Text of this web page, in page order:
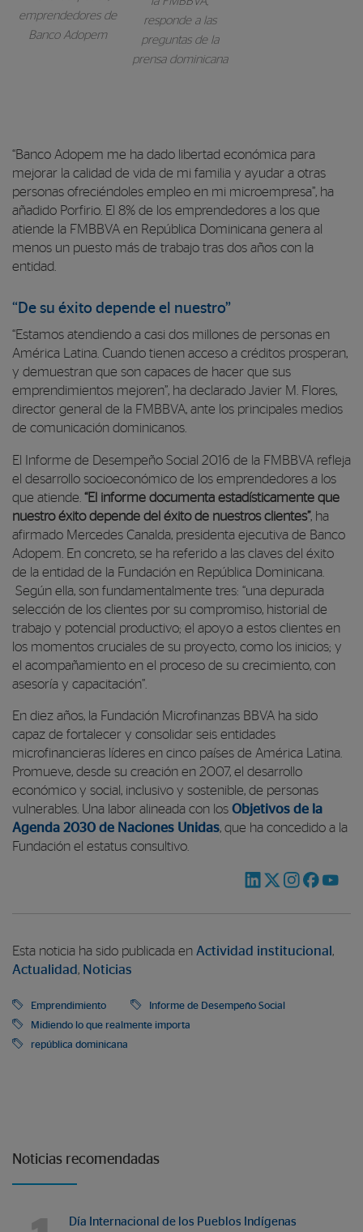
emprendedores de
Banco Adopem
responde a las
preguntas de la
prensa dominicana
“Banco Adopem me ha dado libertad económica para
mejorar la calidad de vida de mi familia y ayudar a otras
personas ofreciéndoles empleo en mi microempresa”, ha
añadido Porfirio. El 8% de los emprendedores a los que
atiende la FMBBVA en República Dominicana genera al
menos un puesto más de trabajo tras dos años con la
entidad.
“De su éxito depende el nuestro”
“Estamos atendiendo a casi dos millones de personas en
América Latina. Cuando tienen acceso a créditos prosperan,
y demuestran que son capaces de hacer que sus
emprendimientos mejoren”, ha declarado Javier M. Flores,
director general de la FMBBVA, ante los principales medios
de comunicación dominicanos.
El Informe de Desempeño Social 2016 de la FMBBVA refleja
el desarrollo socioeconómico de los emprendedores a los
que atiende. “El informe documenta estadísticamente que
nuestro éxito depende del éxito de nuestros clientes”, ha
afirmado Mercedes Canalda, presidenta ejecutiva de Banco
Adopem. En concreto, se ha referido a las claves del éxito
de la entidad de la Fundación en República Dominicana.
Según ella, son fundamentalmente tres: “una depurada
selección de los clientes por su compromiso, historial de
trabajo y potencial productivo; el apoyo a estos clientes en
los momentos cruciales de su proyecto, como los inicios; y
el acompañamiento en el proceso de su crecimiento, con
asesoría y capacitación”.
En diez años, la Fundación Microfinanzas BBVA ha sido
capaz de fortalecer y consolidar seis entidades
microfinancieras líderes en cinco países de América Latina.
Promueve, desde su creación en 2007, el desarrollo
económico y social, inclusivo y sostenible, de personas
vulnerables. Una labor alineada con los Objetivos de la
Agenda 2030 de Naciones Unidas, que ha concedido a la
Fundación el estatus consultivo.
Esta noticia ha sido publicada en Actividad institucional ,
Actualidad, Noticias
Emprendimiento
Informe de Desempeño Social
Midiendo lo que realmente importa
república dominicana
Noticias recomendadas
Día Internacional de los Pueblos Indígenas